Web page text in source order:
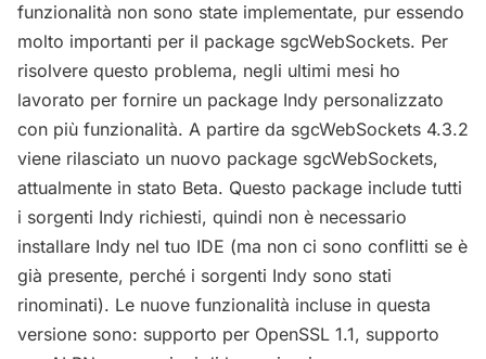
funzionalità non sono state implementate, pur essendo
molto importanti per il package sgcWebSockets. Per
risolvere questo problema, negli ultimi mesi ho
lavorato per fornire un package Indy personalizzato
con più funzionalità. A partire da sgcWebSockets 4.3.2
viene rilasciato un nuovo package sgcWebSockets,
attualmente in stato Beta. Questo package include tutti
i sorgenti Indy richiesti, quindi non è necessario
installare Indy nel tuo IDE (ma non ci sono conflitti se è
già presente, perché i sorgenti Indy sono stati
rinominati). Le nuove funzionalità incluse in questa
versione sono: supporto per OpenSSL 1.1, supporto